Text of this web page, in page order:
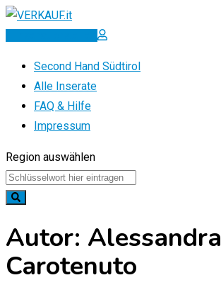
Zum
Inserat erstellen
Second Hand Südtirol
Alle Inserate
FAQ & Hilfe
Impressum
Region auswählen
Autor: Alessandra
Carotenuto